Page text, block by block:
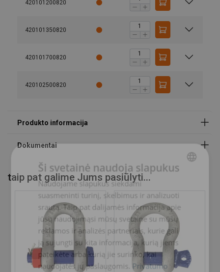
420101200820
420101350820
420101700820
420102500820
POWERTEX
Vartotojo vadovas
Powertex-Shackle-User-Manual-ML-20260407.pdf
Produkto dokumentai
Powertex-Shackle-PDSP-DoC-ML-20260205.pdf
taip pat galime Jums pasiūlyti...
LITHUANIAN
ENGLISH TRANSLATION
Ši svetainė naudoja slapukus
Naudojame slapukus siekdami
suasmeninti turinį, skelbimus ir analizuoti
srautą. Taip pat dalijamės informacija apie
jūsų naudojimąsi mūsų svetaine su mūsų
reklamos ir analizės partneriais, kurie gali
ją sujungti su kita informacija, kurią jiems
pateikėte arba kurią jie surinko, kai
naudojatės jų paslaugomis. Privatumo